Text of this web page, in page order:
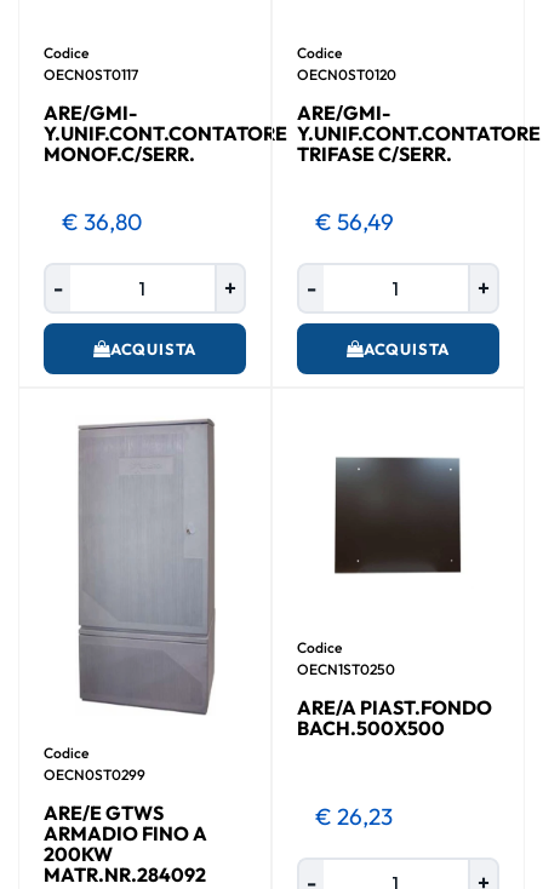
Codice
OECN0ST0117
ARE/GMI-
Y.UNIF.CONT.CONTATORE
MONOF.C/SERR.
€ 36,80
ACQUISTA
Codice
OECN0ST0120
ARE/GMI-
Y.UNIF.CONT.CONTATORE
TRIFASE C/SERR.
€ 56,49
ACQUISTA
Codice
OECN0ST0299
ARE/E GTWS
ARMADIO FINO A
200KW
MATR.NR.284092
Codice
OECN1ST0250
ARE/A PIAST.FONDO
BACH.500X500
€ 26,23